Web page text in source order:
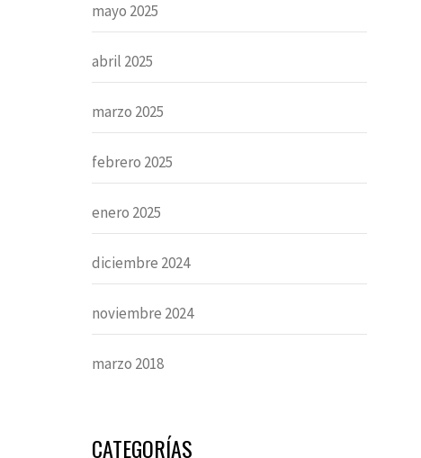
mayo 2025
abril 2025
marzo 2025
febrero 2025
enero 2025
diciembre 2024
noviembre 2024
marzo 2018
CATEGORÍAS